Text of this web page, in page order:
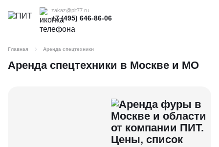
zakaz@pit77.ru
+7 (495) 646-86-06
Главная Аренда спецтехники
Аренда спецтехники в Москве и МО